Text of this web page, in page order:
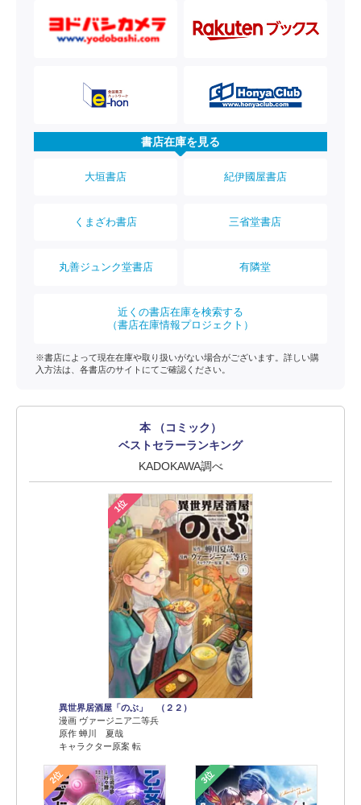
書店在庫を見る
大垣書店 紀伊國屋書店
くまざわ書店 三省堂書店
丸善ジュンク堂書店 有隣堂
近くの書店在庫を検索する
（書店在庫情報プロジェクト）
※書店によって現在在庫や取り扱いがない場合がございます。詳しい購
入方法は、各書店のサイトにてご確認ください。
本 （コミック）
ベストセラーランキング
KADOKAWA調べ
1位
異世界居酒屋「のぶ」 （２２）
漫画 ヴァージニア二等兵
原作 蝉川 夏哉
キャラクター原案 転
2位 3位